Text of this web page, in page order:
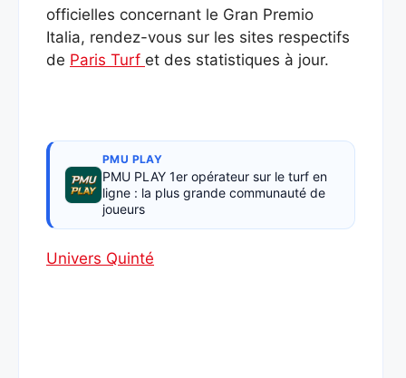
officielles concernant le Gran Premio
Italia, rendez-vous sur les sites respectifs
de Paris Turf et des statistiques à jour.
PMU PLAY
PMU PLAY 1er opérateur sur le turf en
ligne : la plus grande communauté de
joueurs
Univers Quinté